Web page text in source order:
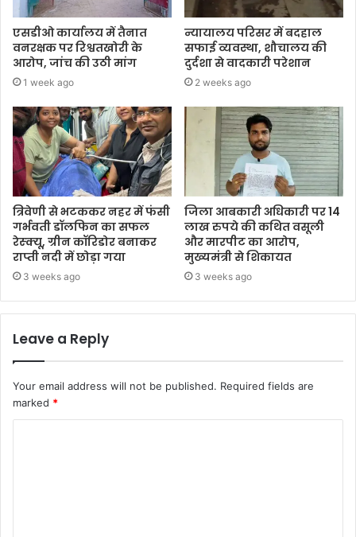
एसडीओ कार्यालय में तैनात
वनरक्षक पर रिश्वतखोरी के
आरोप, जांच की उठी मांग
1 week ago
न्यायालय परिसर में बदहाल
सफाई व्यवस्था, शौचालय की
दुर्दशा से वादकारी परेशान
2 weeks ago
त्रिवेणी से भटककर नहर में फंसी
गर्भवती डॉलफिन का सफल
रेस्क्यू, ग्रीन कॉरिडोर बनाकर
राप्ती नदी में छोड़ा गया
3 weeks ago
जिला आबकारी अधिकारी पर 14
लाख रुपये की कथित वसूली
और मारपीट का आरोप,
मुख्यमंत्री से शिकायत
3 weeks ago
Leave a Reply
Your email address will not be published. Required fields are
marked *